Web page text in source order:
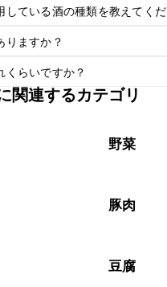
している酒の種類を教えてく
りますか？
くらいですか？
蔵で翌日中が目安です。なる
です。
関連するカテゴリ
野菜
豚肉
豆腐